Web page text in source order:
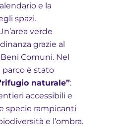
e la
spazi.
verde
grazie al
Comuni. Nel
parco è stato
naturale”:
accessibili e
specie rampicanti
e l’ombra.